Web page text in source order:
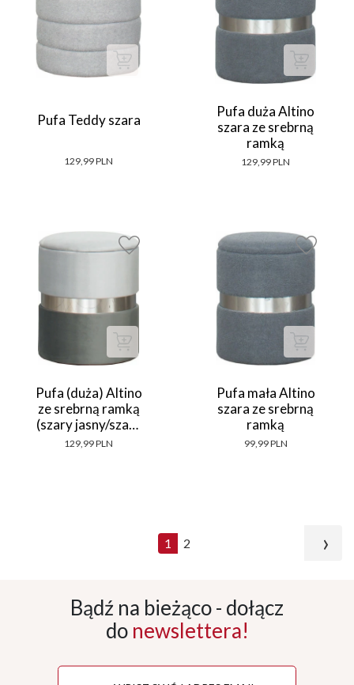
Pufa Teddy szara
129,99 PLN
Pufa duża Altino
szara ze srebrną
ramką
129,99 PLN
Pufa (duża) Altino
ze srebrną ramką
(szary jasny/szary
ciemny)
129,99 PLN
Pufa mała Altino
szara ze srebrną
ramką
99,99 PLN
1 2 ›
Bądź na bieżąco - dołącz
do newslettera!